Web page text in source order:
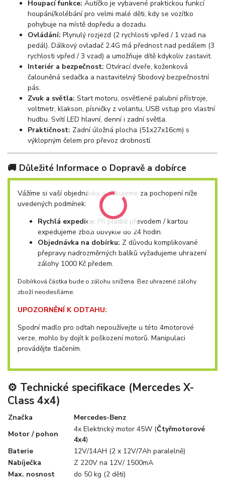
Houpací funkce: Autíčko je vybavené praktickou funkcí
houpání/kolébání pro velmi malé děti, kdy se vozítko
pohybuje na místě dopředu a dozadu.
Ovládání: Plynulý rozjezd (2 rychlosti vpřed / 1 vzad na
pedál). Dálkový ovladač 2.4G má přednost nad pedálem (3
rychlosti vpřed / 3 vzad) a umožňuje dítě kdykoliv zastavit.
Interiér a bezpečnost: Otvírací dveře, koženková
čalouněná sedačka a nastavitelný 5bodový bezpečnostní
pás.
Zvuk a světla: Start motoru, osvětlené palubní přístroje,
voltmetr, klakson, písničky z volantu, USB vstup pro vlastní
hudbu. Svítí LED hlavní, denní i zadní světla.
Praktičnost: Zadní úložná plocha (51x27x16cm) s
výklopným čelem pro převoz drobností.
🚚 Důležité Informace o Dopravě a dobírce
Vážíme si vaší objednávky a děkujeme za pochopení níže
uvedených podmínek:
Rychlá expedice: Při platbě převodem / kartou
expedujeme zboží obvykle do 24 hodin.
Objednávka na dobírku: Z důvodu komplikované
přepravy nadrozměrných balíků vyžadujeme uhrazení
zálohy 1000 Kč předem.
Dobírková částka bude o zálohu snížena. Bez uhrazené zálohy
zboží neodesíláme.
UPOZORNĚNÍ K ODTAHU:
Spodní madlo pro odtah nepoužívejte u této 4motorové
verze, mohlo by dojít k poškození motorů. Manipulaci
provádějte tlačením.
⚙️ Technické specifikace (Mercedes X-
Class 4x4)
Značka
Mercedes-Benz
Motor / pohon
4x Elektrický motor 45W (Čtyřmotorové
4x4)
Baterie
12V/14AH (2 x 12V/7Ah paralelně)
Nabíječka
Z 220V na 12V/ 1500mA
Max. nosnost
do 50 kg (2 děti)